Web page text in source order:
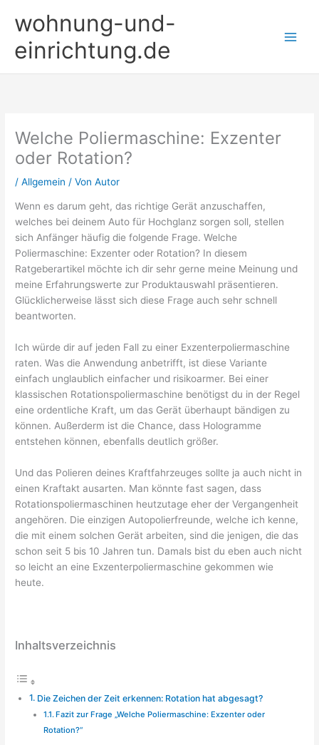
Inhaltwohnung-und-
einrichtung.de
Welche Poliermaschine: Exzenter
oder Rotation?
/Allgemein / VonAutor
Wenn es darum geht, das richtige Gerät anzuschaffen,
welches bei deinem Auto für Hochglanz sorgen soll, stellen
sich Anfänger häufig die folgende Frage. Welche
Poliermaschine: Exzenter oder Rotation? In diesem
Ratgeberartikel möchte ich dir sehr gerne meine Meinung und
meine Erfahrungswerte zur Produktauswahl präsentieren.
Glücklicherweise lässt sich diese Frage auch sehr schnell
beantworten.
Ich würde dir auf jeden Fall zu einer Exzenterpoliermaschine
raten. Was die Anwendung anbetrifft, ist diese Variante
einfach unglaublich einfacher und risikoarmer. Bei einer
klassischen Rotationspoliermaschine benötigst du in der Regel
eine ordentliche Kraft, um das Gerät überhaupt bändigen zu
können. Außerderm ist die Chance, dass Hologramme
entstehen können, ebenfalls deutlich größer.
Und das Polieren deines Kraftfahrzeuges sollte ja auch nicht in
einen Kraftakt ausarten. Man könnte fast sagen, dass
Rotationspoliermaschinen heutzutage eher der Vergangenheit
angehören. Die einzigen Autopolierfreunde, welche ich kenne,
die mit einem solchen Gerät arbeiten, sind die jenigen, die das
schon seit 5 bis 10 Jahren tun. Damals bist du eben auch nicht
so leicht an eine Exzenterpoliermaschine gekommen wie
heute.
Inhaltsverzeichnis
Die Zeichen der Zeit erkennen: Rotation hat abgesagt?
Fazit zur Frage „Welche Poliermaschine: Exzenter oder
Rotation?“